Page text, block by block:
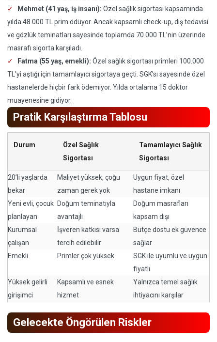
Mehmet (41 yaş, iş insanı): Özel sağlık sigortası kapsamında
yılda 48.000 TL prim ödüyor. Ancak kapsamlı check-up, diş tedavisi
ve gözlük teminatları sayesinde toplamda 70.000 TL’nin üzerinde
masrafı sigorta karşıladı.
Fatma (55 yaş, emekli): Özel sağlık sigortası primleri 100.000
TL’yi aştığı için tamamlayıcı sigortaya geçti. SGK’sı sayesinde özel
hastanelerde hiçbir fark ödemiyor. Yılda ortalama 15 doktor
muayenesine gidiyor.
Pratik Karşılaştırma Tablosu
Durum
Özel Sağlık
Sigortası
Tamamlayıcı Sağlık
Sigortası
20’li yaşlarda
bekar
Maliyet yüksek, çoğu
zaman gerek yok
Uygun fiyat, özel
hastane imkanı
Yeni evli, çocuk
planlayan
Doğum teminatıyla
avantajlı
Doğum masrafları
kapsam dışı
Kurumsal
çalışan
İşveren katkısı varsa
tercih edilebilir
Bütçe dostu ek güvence
sağlar
Emekli
Primler çok yüksek
SGK ile uyumlu ve uygun
fiyatlı
Yüksek gelirli
girişimci
Kapsamlı ve esnek
hizmet
Yalnızca temel sağlık
ihtiyacını karşılar
Gelecekte Öngörülen Riskler